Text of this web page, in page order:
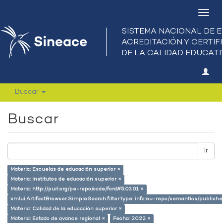
Buscar
Buscar
Ir
Materia: Escuelas de educación superior ×
Materia: Institutos de educación superior ×
Materia: http://purl.org/pe-repo/ocde/ford#5.03.01 ×
xmlui.ArtifactBrowser.SimpleSearch.filter.type: info:eu-repo/semantics/
Materia: Calidad de la educación superior ×
Materia: Estado de avance regional ×
Fecha: 2022 ×